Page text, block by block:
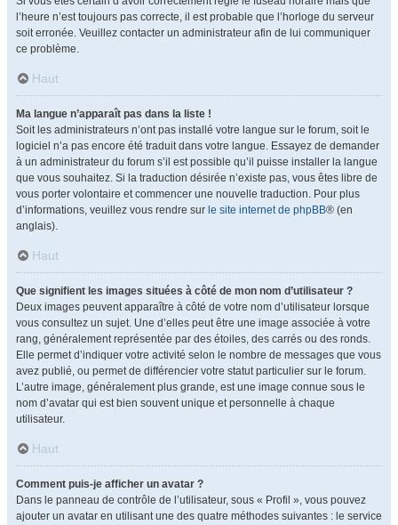
l’heure n’est toujours pas correcte, il est probable que l’horloge du serveur
soit erronée. Veuillez contacter un administrateur afin de lui communiquer
ce problème.
Haut
Ma langue n’apparaît pas dans la liste !
Soit les administrateurs n’ont pas installé votre langue sur le forum, soit le
logiciel n’a pas encore été traduit dans votre langue. Essayez de demander
à un administrateur du forum s’il est possible qu’il puisse installer la langue
que vous souhaitez. Si la traduction désirée n’existe pas, vous êtes libre de
vous porter volontaire et commencer une nouvelle traduction. Pour plus
d’informations, veuillez vous rendre sur le site internet de phpBB® (en
anglais).
Haut
Que signifient les images situées à côté de mon nom d’utilisateur ?
Deux images peuvent apparaître à côté de votre nom d’utilisateur lorsque
vous consultez un sujet. Une d’elles peut être une image associée à votre
rang, généralement représentée par des étoiles, des carrés ou des ronds.
Elle permet d’indiquer votre activité selon le nombre de messages que vous
avez publié, ou permet de différencier votre statut particulier sur le forum.
L’autre image, généralement plus grande, est une image connue sous le
nom d’avatar qui est bien souvent unique et personnelle à chaque
utilisateur.
Haut
Comment puis-je afficher un avatar ?
Dans le panneau de contrôle de l’utilisateur, sous « Profil », vous pouvez
ajouter un avatar en utilisant une des quatre méthodes suivantes : le service